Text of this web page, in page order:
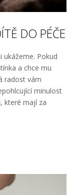
DO PÉČE
Pokud
a chce mu
radost vám
minulost
které mají za